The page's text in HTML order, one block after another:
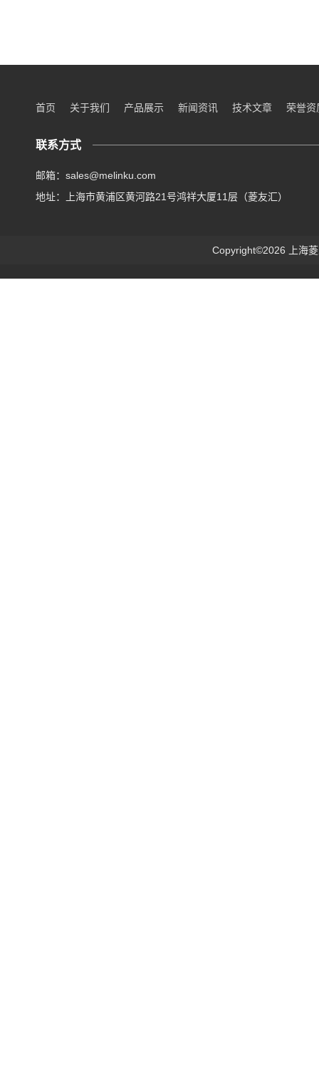
首页 关于我们 产品展示 新闻资讯 技术文章 荣誉资
联系方式
邮箱：sales@melinku.com
地址：上海市黄浦区黄河路21号鸿祥大厦11层（菱友汇）
Copyright©2026 上海